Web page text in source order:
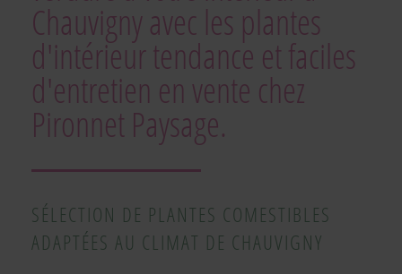
Chauvigny avec les plantes
d'intérieur tendance et faciles
d'entretien en vente chez
Pironnet Paysage.
SÉLECTION DE PLANTES COMESTIBLES
ADAPTÉES AU CLIMAT DE CHAUVIGNY